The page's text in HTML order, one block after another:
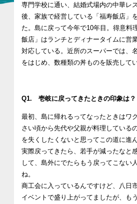
専門学校に通い、結婚式場内の中華レ
後、家族で経営している「福寿飯店」
た。島に戻って今年で10年目。得意料
飯店」はランチとディナータイムに営
対応している。近所のスーパーでは、
をはじめ、数種類の丼ものを販売して
Q1. 壱岐に戻ってきたときの印象は？
最初、島に帰れるってなったときはワ
さい頃から先代や父親が料理している
を失くしたくないと思ってこの道に進
実際戻ってきたら、若手が減ったなと
して、島外にでたらもう戻ってこない
ね。
商工会に入っているんですけど、八日
イベントで盛り上がってましたが、も